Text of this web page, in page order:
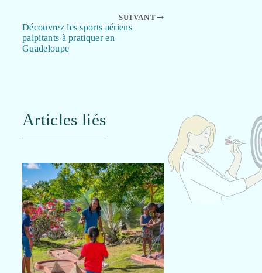
SUIVANT
Découvrez les sports aériens
palpitants à pratiquer en
Guadeloupe
Articles liés